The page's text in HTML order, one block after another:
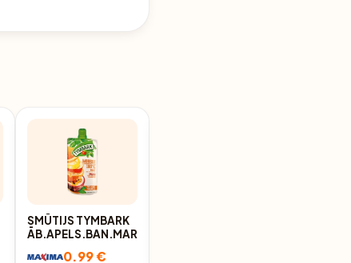
SMŪTIJS TYMBARK
ĀB.APELS.BAN.MAR.0,12KG
0.99 €